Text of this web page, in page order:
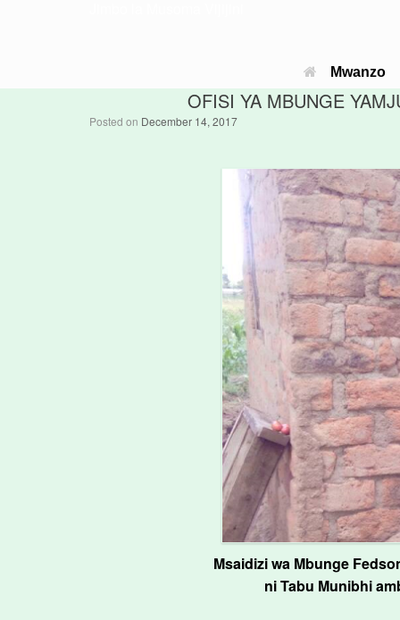
Mwanzo
OFISI YA MBUNGE
Posted on December 14, 2017
Msaidizi wa Mbunge
ni Tabu Munibhi